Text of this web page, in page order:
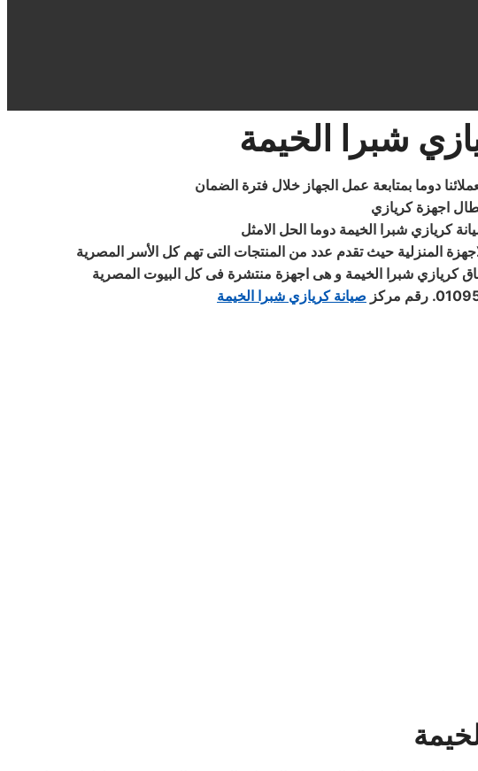
شبرا الخيمة
دوما بمتابعة عمل الجهاز خلال فترة الضمان
اجهزة كريازي
كريازي شبرا الخيمة دوما الحل الامثل
المنزلية حيث تقدم عدد من المنتجات التى تهم كل الأسر المصرية
كريازي شبرا الخيمة و هى اجهزة منتشرة فى كل البيوت المصرية
صيانة كريازي شبرا الخيمة